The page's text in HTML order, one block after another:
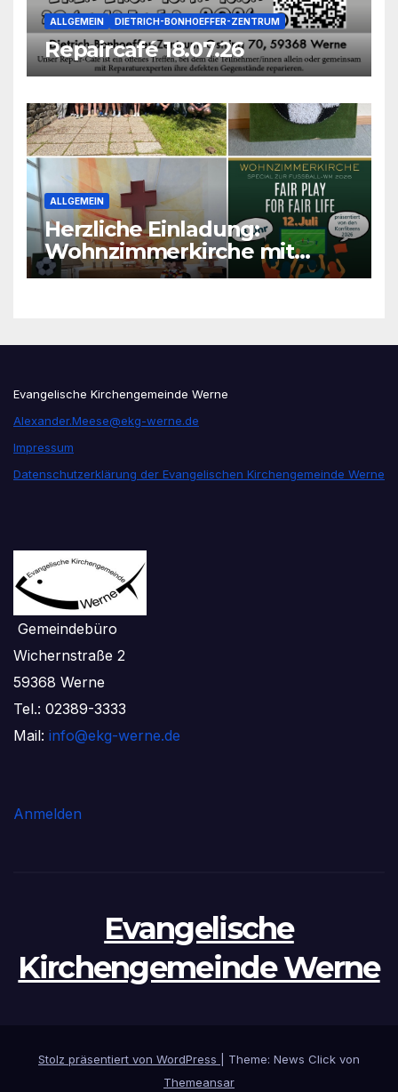
ALLGEMEIN DIETRICH-BONHOEFFER-ZENTRUM
Repaircafé 18.07.26
ALLGEMEIN
Herzliche Einladung:
Wohnzimmerkirche mit
unseren Konfis
Evangelische Kirchengemeinde Werne
Alexander.Meese@ekg-werne.de
Impressum
Datenschutzerklärung der Evangelischen Kirchengemeinde Werne
Gemeindebüro
Wichernstraße 2
59368 Werne
Tel.: 02389-3333
Mail: info@ekg-werne.de
Anmelden
Evangelische
Kirchengemeinde Werne
Stolz präsentiert von WordPress
Theme: News Click von
Themeansar